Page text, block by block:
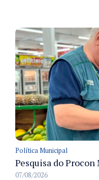
Política Municipal
07/08/2026